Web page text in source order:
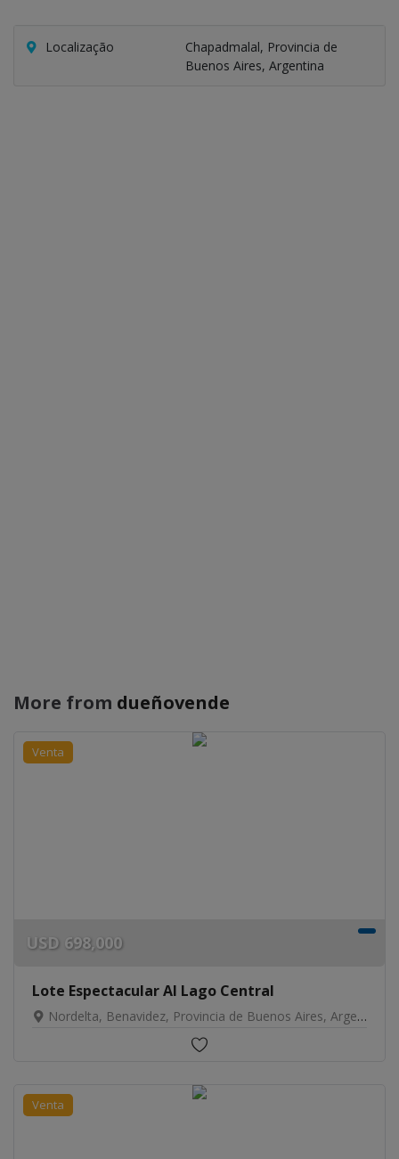
Localização
Chapadmalal, Provincia de
Buenos Aires, Argentina
More from dueñovende
Venta
USD 698,000
Lote Espectacular Al Lago Central
Nordelta, Benavidez, Provincia de Buenos Aires, Argentina
Venta